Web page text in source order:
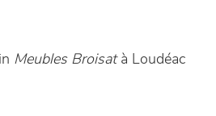
Meubles Broisatà Loudéac